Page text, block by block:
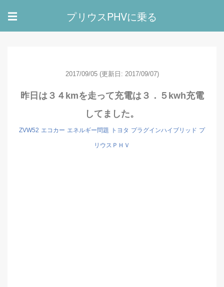
☰ プリウスPHVに乗る
2017/09/05 (更新日: 2017/09/07)
昨日は３４kmを走って充電は３．５kwh充電
してました。
ZVW52 エコカー エネルギー問題 トヨタ プラグインハイブリッド プ
リウスＰＨＶ